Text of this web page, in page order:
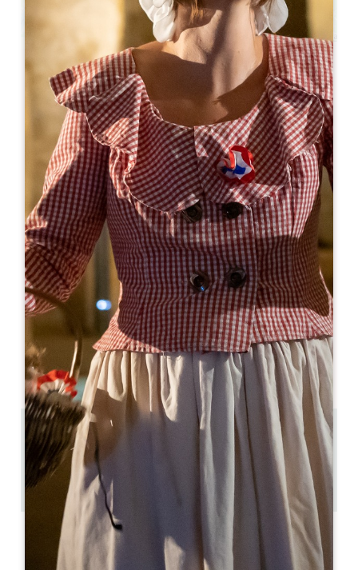
Leaflet
50€
Château Troplong Mondot
1 lieu-dit Mondot
33330 SAINT-EMILION
05 57 55 38 28
hospitality@troplong-mondot.com
МЕСЯЦ ОТКРЫТИЯ
Ф М А М И И А С О Н Д
ДНИ ОТКРЫТИЯ
П
AM
PM
В
AM
PM
С
AM
PM
Ч
AM
PM
П С
AM
PM
В
1.5 km
à partir de 1h30
Скопируйте GPS-код
ЯРЛЫКИ